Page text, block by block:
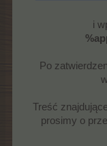
i
Po
Treść
prosimy o